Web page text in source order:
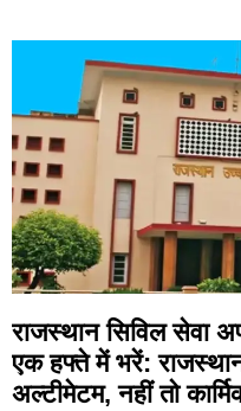
राजस्थान सिविल सेवा
एक हफ्ते में भरें:
अल्टीमेटम, नहीं तो